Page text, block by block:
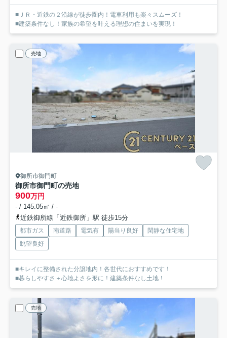
■ＪＲ・近鉄の２沿線が徒歩圏内！電車利用も楽々スムーズ！
■建築条件なし！家族の希望を叶える理想の住まいを実現！
売地
御所市御門町
御所市御門町の売地
900万円
- / 145.05㎡ / -
近鉄御所線「近鉄御所」駅 徒歩15分
都市ガス 南道路 電気有 陽当り良好
閑静な住宅地
眺望良好
■キレイに整備された分譲地内！各世代におすすめです！
■暮らしやすさ＋心地よさを形に！建築条件なし土地！
売地